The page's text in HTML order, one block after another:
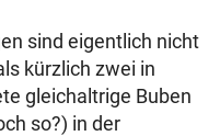
sind eigentlich nicht
kürzlich zwei in
gleichaltrige Buben
so?) in der